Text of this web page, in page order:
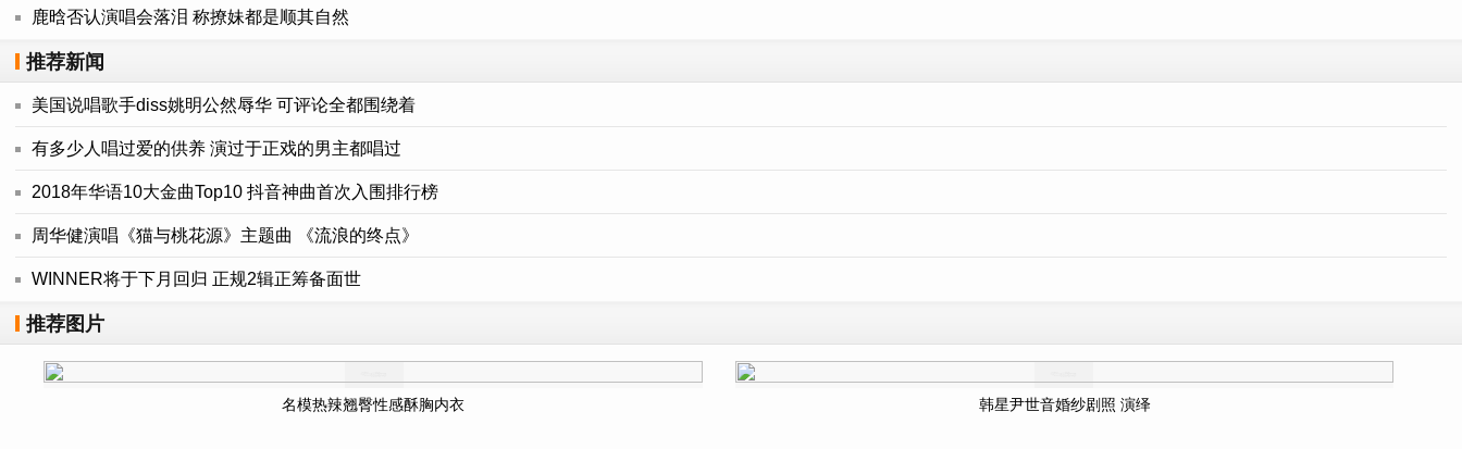
鹿晗否认演唱会落泪 称撩妹都是顺其自然
推荐新闻
美国说唱歌手diss姚明公然辱华 可评论全都围绕着
有多少人唱过爱的供养 演过于正戏的男主都唱过
2018年华语10大金曲Top10 抖音神曲首次入围排行榜
周华健演唱《猫与桃花源》主题曲 《流浪的终点》
WINNER将于下月回归 正规2辑正筹备面世
推荐图片
名模热辣翘臀性感酥胸内衣 韩星尹世音婚纱剧照 演绎